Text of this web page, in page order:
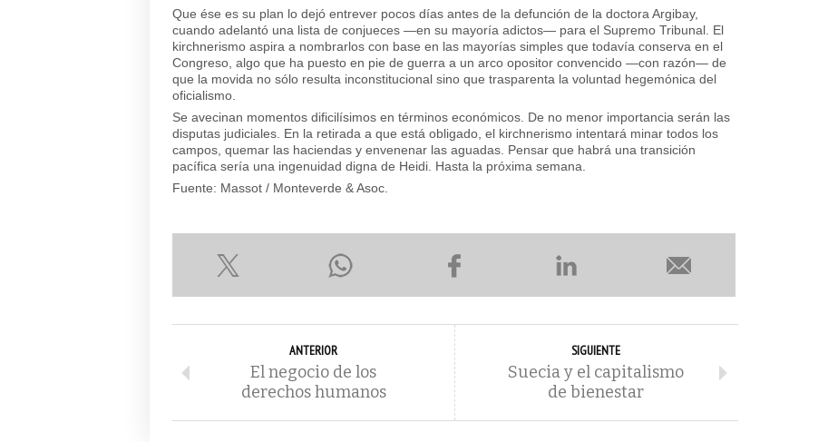
Que ése es su plan lo dejó entrever pocos días antes de la defunción de la doctora Argibay,
cuando adelantó una lista de conjueces —en su mayoría adictos— para el Supremo Tribunal. El
kirchnerismo aspira a nombrarlos con base en las mayorías simples que todavía conserva en el
Congreso, algo que ha puesto en pie de guerra a un arco opositor convencido —con razón— de
que la movida no sólo resulta inconstitucional sino que trasparenta la voluntad hegemónica del
oficialismo.
Se avecinan momentos dificilísimos en términos económicos. De no menor importancia serán las
disputas judiciales. En la retirada a que está obligado, el kirchnerismo intentará minar todos los
campos, quemar las haciendas y envenenar las aguadas. Pensar que habrá una transición
pacífica sería una ingenuidad digna de Heidi. Hasta la próxima semana.
Fuente: Massot / Monteverde & Asoc.
ANTERIOR
El negocio de los
derechos humanos
SIGUIENTE
Suecia y el capitalismo
de bienestar